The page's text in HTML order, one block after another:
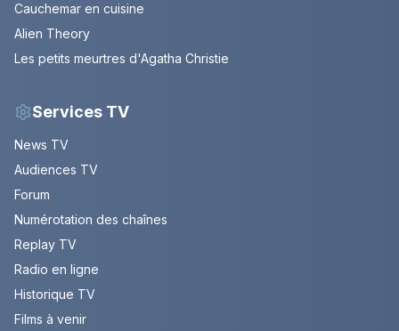
Cauchemar en cuisine
Alien Theory
Les petits meurtres d'Agatha Christie
Services TV
News TV
Audiences TV
Forum
Numérotation des chaînes
Replay TV
Radio en ligne
Historique TV
Films à venir